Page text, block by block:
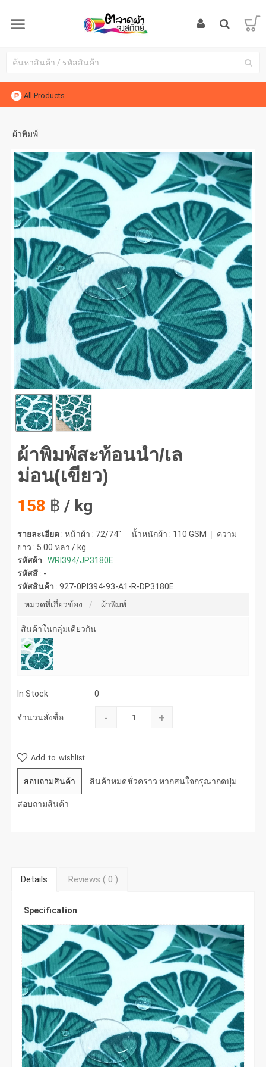
All Products
ผ้าพิมพ์
พิมพ์สะท้อนน้ำ/เลม่อน(เขียว) #1
ผ้าพิมพ์สะท้อนน้ำ/เล
ม่อน(เขียว)
158 ฿ / kg
รายละเอียด : หน้าผ้า : 72/74" น้ำหนักผ้า : 110 GSM
ความ
ยาว : 5.00 หลา / kg
รหัสผ้า :WRI394/JP3180E
รหัสสี : -
รหัสสินค้า :927-0PI394-93-A1-R-DP3180E
หมวดที่เกี่ยวข้อง
ผ้าพิมพ์
สินค้าในกลุ่มเดียวกัน
In Stock 0
จำนวนสั่งซื้อ - +
Add to wishlist
สอบถามสินค้า สินค้าหมดชั่วคราว หากสนใจกรุณากดปุ่ม
สอบถามสินค้า
Details Reviews ( 0)
Specification